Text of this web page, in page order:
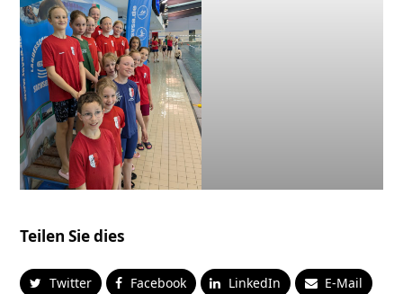
Teilen Sie dies
Twitter Facebook LinkedIn E-Mail